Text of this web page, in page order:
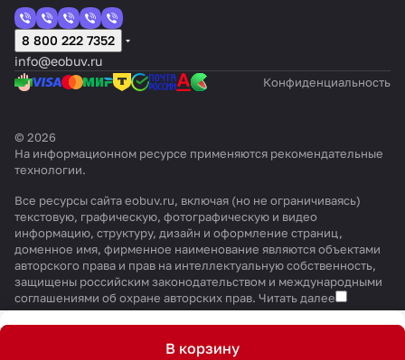
В корзину
8 800 222 7352
info@eobuv.ru
Конфиденциальность
© 2026
На информационном ресурсе применяются рекомендательные
технологии.
Все ресурсы сайта eobuv.ru, включая (но не ограничиваясь)
текстовую, графическую, фотографическую и видео
информацию, структуру, дизайн и оформление страниц,
доменное имя, фирменное наименование являются объектами
авторского права и прав на интеллектуальную собственность,
защищены российским законодательством и международными
соглашениями об охране авторских прав. Читать далее